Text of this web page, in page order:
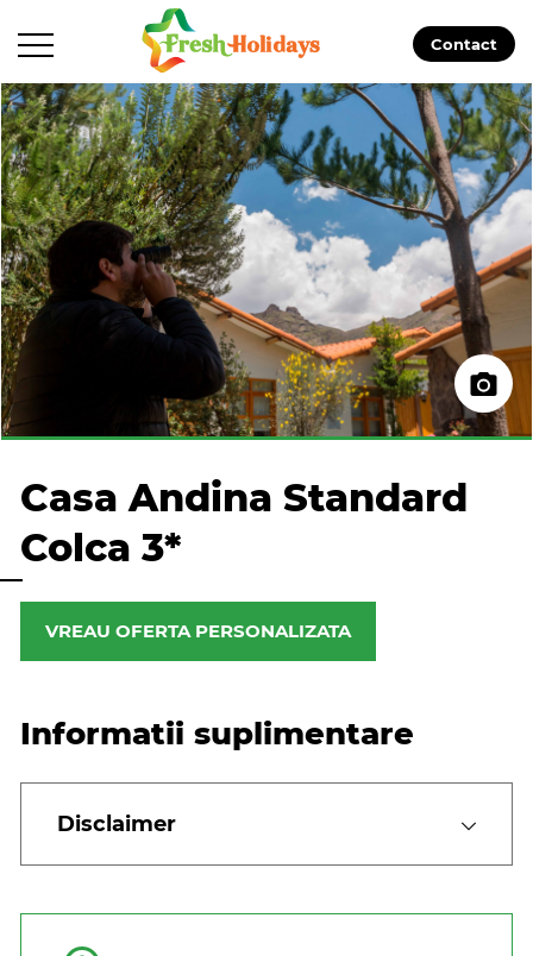
Contact
Casa Andina Standard
Colca 3*
VREAU OFERTA PERSONALIZATA
Informatii suplimentare
Disclaimer